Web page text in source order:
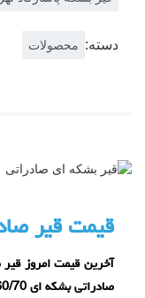
دسته: محصولات
قیمت قیر
آخرین قیمت امروز قیر